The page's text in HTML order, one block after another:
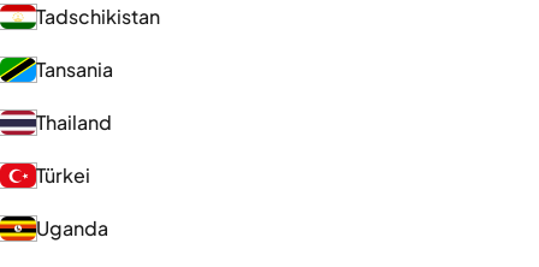
Tadschikistan
Tansania
Thailand
Türkei
Uganda